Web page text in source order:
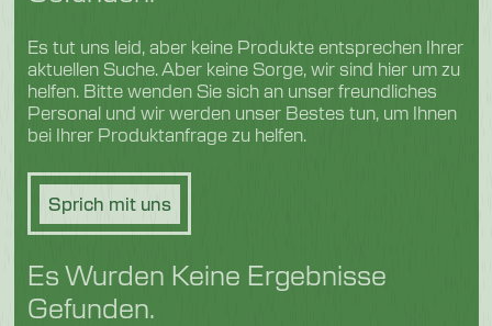
Obst & Gemüse
Geflügel und Fleisch
Es tut uns leid, aber keine Produkte entsprechen Ihrer
aktuellen Suche. Aber keine Sorge, wir sind hier um zu
helfen. Bitte wenden Sie sich an unser freundliches
Personal und wir werden unser Bestes tun, um Ihnen
bei Ihrer Produktanfrage zu helfen.
Sprich mit uns
Es Wurden Keine Ergebnisse
Gefunden.